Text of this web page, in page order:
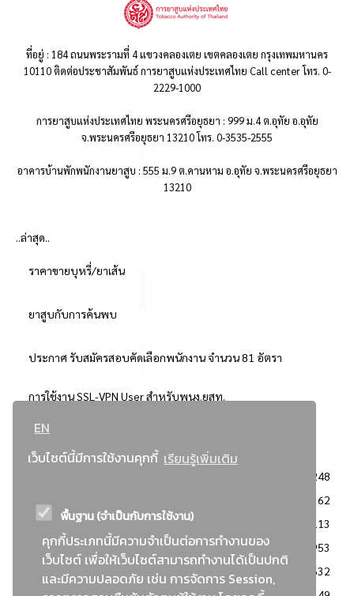
EN
เว็บไซต์นี้มีการใช้งานคุกกี้ เรียนรู้เพิ่มเติม
พื้นฐาน (จำเป็นกับการใช้งาน)
คุกกี้ประเภทนี้มีความจำเป็นต่อการทำงานของ
เว็บไซต์ เพื่อให้เว็บไซต์สามารถทำงานได้เป็นปกติ
และมีความปลอดภัย เช่น การจัดการ Session,
ที่อยู่ : 184 ถนนพระรามที่ 4 แขวงคลองเตย เขตคลองเตย กรุงเทพมหานคร
10110 ติดต่อประชาสัมพันธ์ การยาสูบแห่งประเทศไทย Call center โทร. 0-
2229-1000
การยาสูบแห่งประเทศไทย พระนครศรีอยุธยา : 999 ม.4 ต.อุทัย อ.อุทัย
จ.พระนครศรีอยุธยา 13210 โทร. 0-3535-2555
อาคารบ้านพักพนักงานยาสูบ : 555 ม.9 ต.คานหาม อ.อุทัย จ.พระนครศรีอยุธยา
13210
..ล่าสุด..
ราคาขายบุหรี่/ยาเส้น
ยาสูบกับการค้นพบ
ประกาศ รับสมัครสอบคัดเลือกพนักงาน จำนวน 81 อัตรา
การใช้งาน SSL-VPN User สำหรับพนง.ยสท.
..ยอดนิยม..
3248
2362
: วิธีเฉพาะเจาะจง
2113
ข่าวสาร/ประกาศ
1953
: เอกสารส่งเสริมความโปร่งใสในการจัดซื้อจัดจ้าง
1632